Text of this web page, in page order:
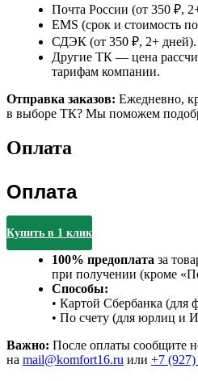
Почта России (от 350 ₽,
EMS (срок и стоимость
СДЭК (от 350 ₽, 2+ дней).
Другие ТК — цена
тарифам компании.
Отправка заказов: Ежедневно,
в выборе ТК? Мы поможем
Оплата
Оплата
Купить в 1 клик
100% предоплата за
при получении (кроме
Способы:
• Картой Сбербанка (для
• По счету (для юрлиц и
Важно: После оплаты сообщите
на mail@komfort16.ru или +7